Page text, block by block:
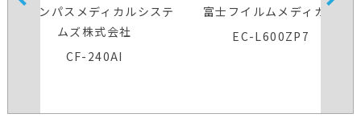
オリンパスメディカルシステ
ムズ株式会社
CF-240AI
富士フイルムメディカル
EC-L600ZP7